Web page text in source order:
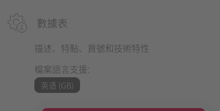
數據表
描述、特點、貨號和技術特性
檔案語言支援:
英语 (GB)